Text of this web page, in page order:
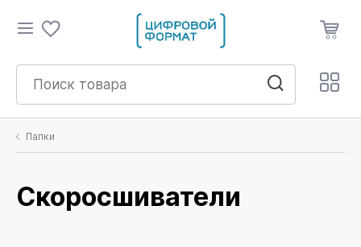
Папки
Скоросшиватели